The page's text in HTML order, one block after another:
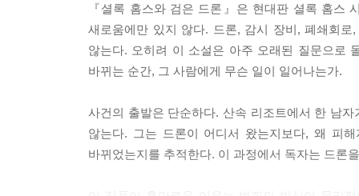
『셜록 홈스와 검은 드론』은 현대판 셜록 홈스
새로움에만 있지 않다. 드론, 감시 장비, 폐쇄회
않는다. 오히려 이 소설은 아주 오래된 질문으로
바뀌는 순간, 그 사람에게 무슨 일이 일어나는가.
사건의 출발은 단순하다. 산속 리조트에서 한 남
않는다. 그는 드론이 어디서 왔는지보다, 왜 피
바뀌었는지를 추적한다. 이 과정에서 독자는 드론